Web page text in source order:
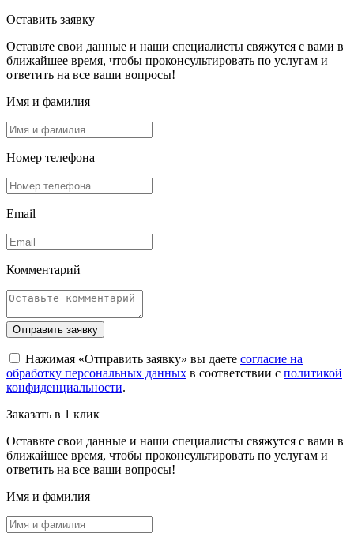
Оставить заявку
Оставьте свои данные и наши специалисты свяжутся с вами в
ближайшее время, чтобы проконсультировать по услугам и
ответить на все ваши вопросы!
Имя и фамилия
Номер телефона
Email
Комментарий
Отправить заявку
Нажимая «Отправить заявку» вы даете согласие на
обработку персональных данных в соответствии с политикой
конфиденциальности.
Заказать в 1 клик
Оставьте свои данные и наши специалисты свяжутся с вами в
ближайшее время, чтобы проконсультировать по услугам и
ответить на все ваши вопросы!
Имя и фамилия